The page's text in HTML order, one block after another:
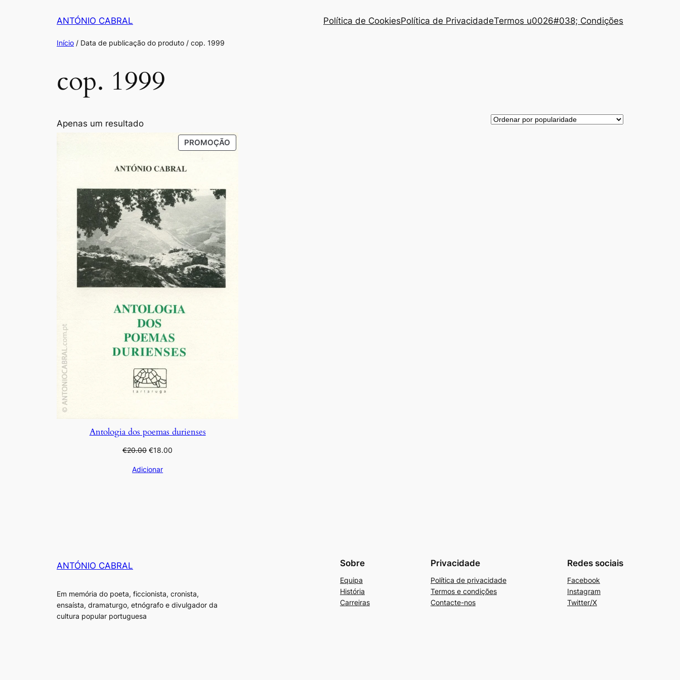
ANTÓNIO CABRAL Política de CookiesPolítica de PrivacidadeTermos u0026#038; Condições
Início / Data de publicação do produto / cop. 1999
cop. 1999
Apenas um resultado
PROMOÇÃO
EM
Antologia dos poemas durienses
€20.00 O
original
€18.00
Adicionar
ANTÓNIO CABRAL
Em memória do poeta, ficcionista, cronista,
ensaísta, dramaturgo, etnógrafo e divulgador da
cultura popular portuguesa
Sobre
Equipa
História
Carreiras
Privacidade
Política de privacidade
Termos e condições
Contacte-nos
Redes sociais
Facebook
Instagram
Twitter/X